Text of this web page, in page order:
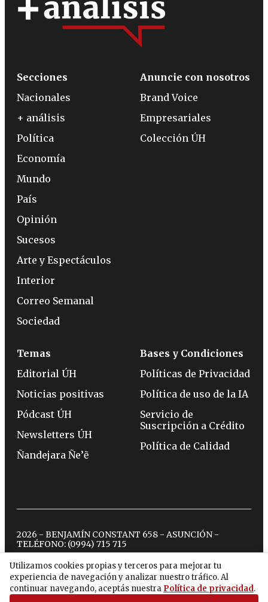
Utilizamos cookies propias y terceros para mejorar tu
experiencia de navegación y analizar nuestro tráfico. Al
continuar navegando, aceptás nuestra Política de privacidad.
Secciones
Nacionales
+ análisis
Política
Economía
Mundo
País
Opinión
Sucesos
Arte y Espectáculos
Interior
Correo Semanal
Sociedad
Anuncie con nosotros
Brand Voice
Empresariales
Colección ÚH
Temas
Editorial ÚH
Noticias positivas
Pódcast ÚH
Newsletters ÚH
Ñandejara Ñe’ẽ
Bases y Condiciones
Políticas de Privacidad
Política de uso de la IA
Servicio de
Suscripción a Crédito
Política de Calidad
2026 - BENJAMÍN CONSTANT 658 - ASUNCIÓN -
TELÉFONO: (0994) 715 715
twitterinstagram
facebook
tiktokyoutubespotify